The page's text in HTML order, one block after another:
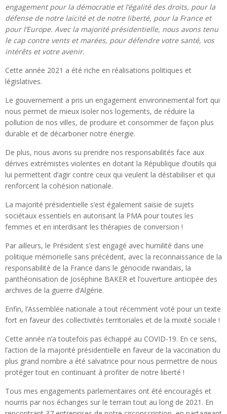
engagement pour la démocratie et l’égalité des droits, pour la
défense de notre laïcité et de notre liberté, pour la France et
pour l’Europe. Avec la majorité présidentielle, nous avons tenu
le cap contre vents et marées, pour défendre votre santé, vos
intérêts et votre avenir.
Cette année 2021 a été riche en réalisations politiques et
législatives.
Le gouvernement a pris un engagement environnemental fort qui
nous permet de mieux isoler nos logements, de réduire la
pollution de nos villes, de produire et consommer de façon plus
durable et de décarboner notre énergie.
De plus, nous avons su prendre nos responsabilités face aux
dérives extrémistes violentes en dotant la République d’outils qui
lui permettent d’agir contre ceux qui veulent la déstabiliser et qui
renforcent la cohésion nationale.
La majorité présidentielle s’est également saisie de sujets
sociétaux essentiels en autorisant la PMA pour toutes les
femmes et en interdisant les thérapies de conversion !
Par ailleurs, le Président s’est engagé avec humilité dans une
politique mémorielle sans précédent, avec la reconnaissance de la
responsabilité de la France dans le génocide rwandais, la
panthéonisation de Joséphine BAKER et l’ouverture anticipée des
archives de la guerre d’Algérie.
Enfin, l’Assemblée nationale a tout récemment voté pour un texte
fort en faveur des collectivités territoriales et de la mixité sociale !
Cette année n’a toutefois pas échappé au COVID-19. En ce sens,
l’action de la majorité présidentielle en faveur de la vaccination du
plus grand nombre a été salvatrice pour nous permettre de nous
protéger tout en continuant à profiter de notre liberté !
Tous mes engagements parlementaires ont été encouragés et
nourris par nos échanges sur le terrain tout au long de 2021. En